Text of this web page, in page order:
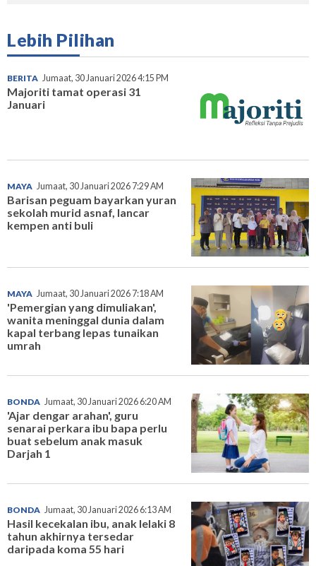
Lebih Pilihan
BERITA Jumaat, 30 Januari 2026 4:15 PM
Majoriti tamat operasi 31
Januari
MAYA Jumaat, 30 Januari 2026 7:29 AM
Barisan peguam bayarkan yuran
sekolah murid asnaf, lancar
kempen anti buli
MAYA Jumaat, 30 Januari 2026 7:18 AM
'Pemergian yang dimuliakan',
wanita meninggal dunia dalam
kapal terbang lepas tunaikan
umrah
BONDA Jumaat, 30 Januari 2026 6:20 AM
'Ajar dengar arahan', guru
senarai perkara ibu bapa perlu
buat sebelum anak masuk
Darjah 1
BONDA Jumaat, 30 Januari 2026 6:13 AM
Hasil kecekalan ibu, anak lelaki 8
tahun akhirnya tersedar
daripada koma 55 hari